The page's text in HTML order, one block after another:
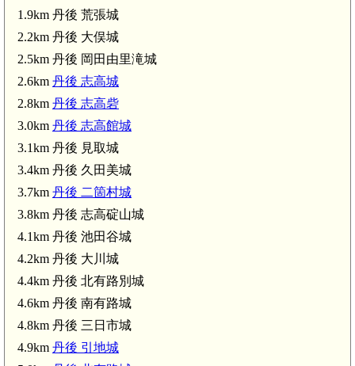
1.9km 丹後 荒張城
2.2km 丹後 大俣城
2.5km 丹後 岡田由里滝城
2.6km 丹後 志高城
2.8km 丹後 志高砦
3.0km 丹後 志高館城
3.1km 丹後 見取城
3.4km 丹後 久田美城
3.7km 丹後 二箇村城
3.8km 丹後 志高碇山城
4.1km 丹後 池田谷城
4.2km 丹後 大川城
4.4km 丹後 北有路別城
4.6km 丹後 南有路城
4.8km 丹後 三日市城
4.9km 丹後 引地城